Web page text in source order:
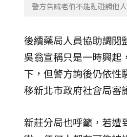
警方告誡老伯不能亂碰觸他
後續藥局人員協助調閱
吳翁宣稱只是一時興起
下，但警方詢後仍依性
移新北市政府社會局審
新莊分局也呼籲，若遭